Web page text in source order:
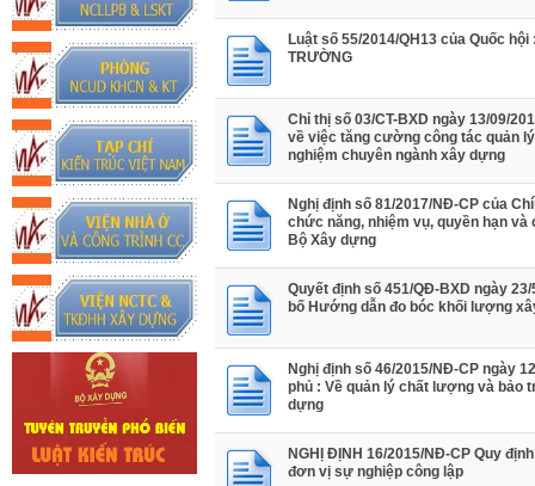
Luật số 55/2014/QH13 của Quốc hội
TRƯỜNG
Chỉ thị số 03/CT-BXD ngày 13/09/
về việc tăng cường công tác quản
nghiệm chuyên ngành xây dựng
Nghị định số 81/2017/NĐ-CP của
chức năng, nhiệm vụ, quyền hạn
Bộ Xây dựng
Quyết định số 451/QĐ-BXD ngày
bố Hướng dẫn đo bóc khối lượng
Nghị định số 46/2015/NĐ-CP ngày
phủ : Về quản lý chất lượng và bảo
dựng
NGHỊ ĐỊNH 16/2015/NĐ-CP Quy
đơn vị sự nghiệp công lập